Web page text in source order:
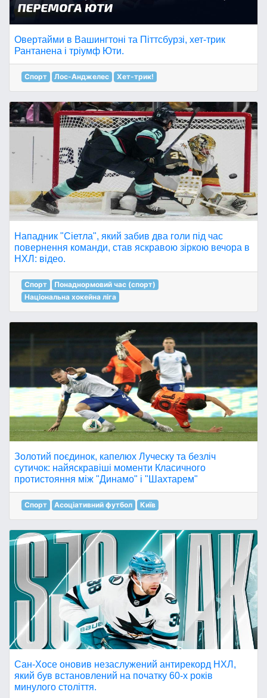
Овертайми в Вашингтоні та Піттсбурзі, хет-трик
Рантанена і тріумф Юти.
Спорт Лос-Анджелес Хет-трик!
Нападник "Сіетла", який забив два голи під час
повернення команди, став яскравою зіркою вечора в
НХЛ: відео.
Спорт
Понаднормовий час (спорт)
Національна хокейна ліга
Золотий поєдинок, капелюх Луческу та безліч
сутичок: найяскравіші моменти Класичного
протистояння між "Динамо" і "Шахтарем"
Спорт Асоціативний футбол Київ
Сан-Хосе оновив незаслужений антирекорд НХЛ,
який був встановлений на початку 60-х років
минулого століття.